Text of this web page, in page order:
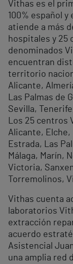
Vithas es el
100% español y
atiende a más
hospitales y 25
denominados
encuentran
territorio
Alicante,
Las Palmas de
Sevilla,
Los 25 centros
Alicante, Elche,
Estrada, Las
Málaga, Marín,
Victoria,
Torremolinos,
Vithas cuenta
laboratorios
extracción
acuerdo
Asistencial
una amplia red